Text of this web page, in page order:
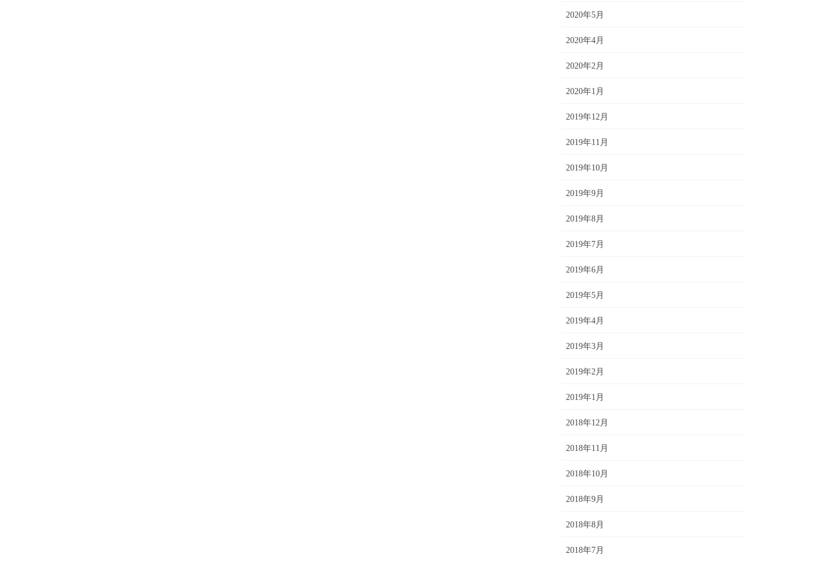
2020年5月
2020年4月
2020年2月
2020年1月
2019年12月
2019年11月
2019年10月
2019年9月
2019年8月
2019年7月
2019年6月
2019年5月
2019年4月
2019年3月
2019年2月
2019年1月
2018年12月
2018年11月
2018年10月
2018年9月
2018年8月
2018年7月